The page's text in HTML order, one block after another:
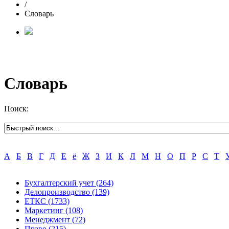
/
Словарь
Словарь
Поиск:
А Б В Г Д Е ё Ж З И К Л М Н О П Р С Т
Бухгалтерский учет (264)
Делопроизводство (139)
ЕТКС (1733)
Маркетинг (108)
Менеджмент (72)